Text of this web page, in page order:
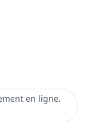
en ligne.